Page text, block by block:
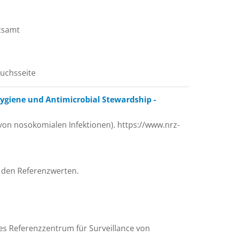
und Antimicrobial Stewardship -
nosokomialen Infektionen). https://www.nrz-
Referenzwerten.
Referenzzentrum für Surveillance von